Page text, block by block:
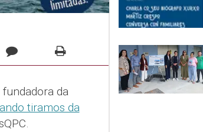
fundadora da
tiramos da